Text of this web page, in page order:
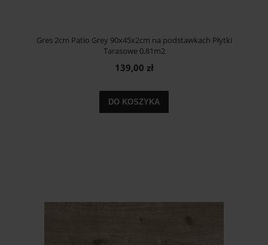
Gres 2cm Patio Grey 90x45x2cm na podstawkach Płytki
Tarasowe 0,81m2
139,00 zł
DO KOSZYKA